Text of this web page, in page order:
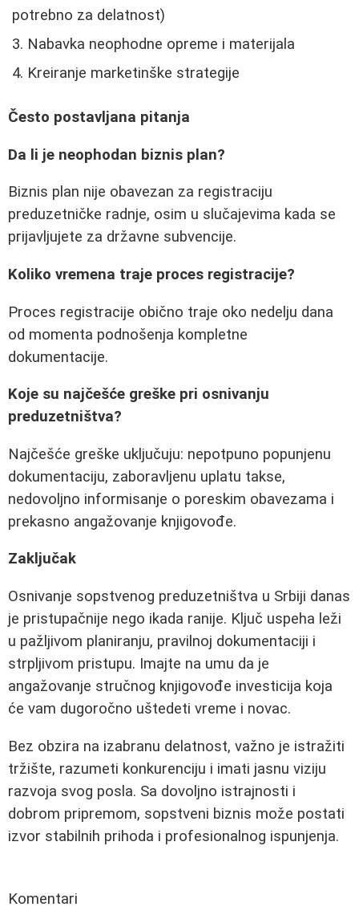
potrebno za delatnost)
Nabavka neophodne opreme i materijala
Kreiranje marketinške strategije
Često postavljana pitanja
Da li je neophodan biznis plan?
Biznis plan nije obavezan za registraciju
preduzetničke radnje, osim u slučajevima kada se
prijavljujete za državne subvencije.
Koliko vremena traje proces registracije?
Proces registracije obično traje oko nedelju dana
od momenta podnošenja kompletne
dokumentacije.
Koje su najčešće greške pri osnivanju
preduzetništva?
Najčešće greške uključuju: nepotpuno popunjenu
dokumentaciju, zaboravljenu uplatu takse,
nedovoljno informisanje o poreskim obavezama i
prekasno angažovanje knjigovođe.
Zaključak
Osnivanje sopstvenog preduzetništva u Srbiji danas
je pristupačnije nego ikada ranije. Ključ uspeha leži
u pažljivom planiranju, pravilnoj dokumentaciji i
strpljivom pristupu. Imajte na umu da je
angažovanje stručnog knjigovođe investicija koja
će vam dugoročno uštedeti vreme i novac.
Bez obzira na izabranu delatnost, važno je istražiti
tržište, razumeti konkurenciju i imati jasnu viziju
razvoja svog posla. Sa dovoljno istrajnosti i
dobrom pripremom, sopstveni biznis može postati
izvor stabilnih prihoda i profesionalnog ispunjenja.
Komentari